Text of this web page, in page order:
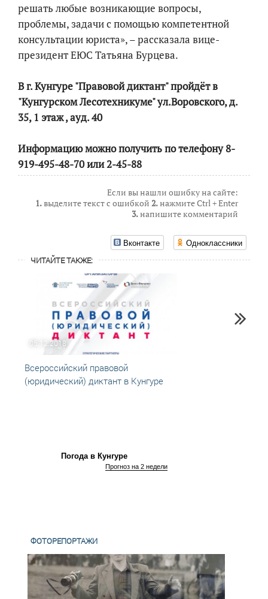
решать любые возникающие вопросы,
проблемы, задачи с помощью компетентной
консультации юриста», – рассказала вице-
президент ЕЮС Татьяна Бурцева.
В г. Кунгуре "Правовой диктант" пройдёт в
"Кунгурском Лесотехникуме" ул.Воровского, д.
35, 1 этаж , ауд. 40
Информацию можно получить по телефону 8-
919-495-48-70 или 2-45-88
Если вы нашли ошибку на сайте:
1.выделите текст с ошибкой 2.нажмите Ctrl + Enter
3.напишите комментарий
Вконтакте Одноклассники
ЧИТАЙТЕ ТАКЖЕ:
05.12.2018
Всероссийский правовой
(юридический) диктант в Кунгуре
Погода в Кунгуре
Прогноз на 2 недели
ФОТОРЕПОРТАЖИ